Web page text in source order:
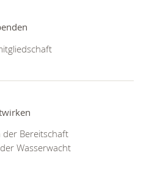
der Bereitschaft
Wasserwacht